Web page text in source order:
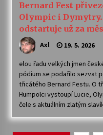
Bernard Fest
Olympic i
odstartuje už za
Axl 19. 5. 2026
elou řadu velkých jmen
pódium se podařilo sezvat
třicátého Bernard Festu. O
Humpolci vystoupí Lucie,
čele s aktuálním zlatým